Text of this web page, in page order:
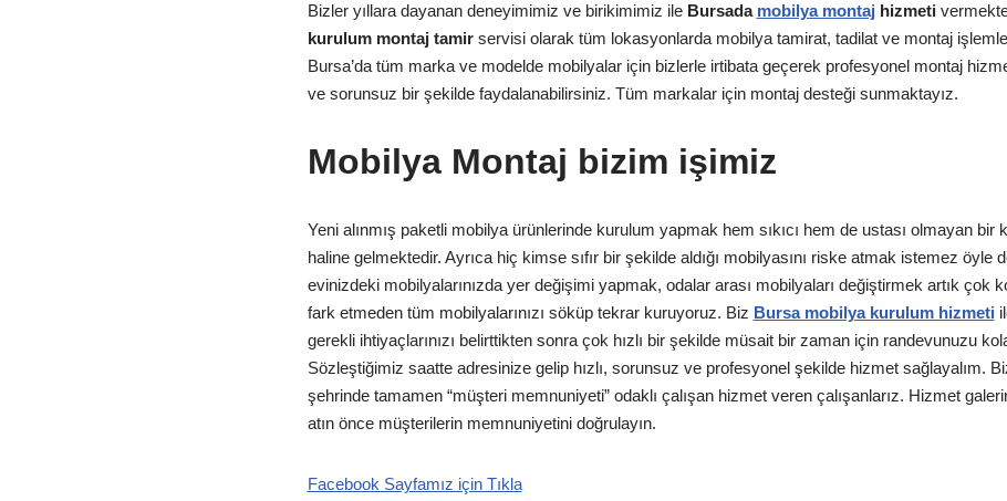
Bizler yıllara dayanan deneyimimiz ve birikimimiz ileBursada mobilya montaj hizmeti
kurulum montaj tamir servisi olarak tüm lokasyonlarda mobilya tamirat, tadilat ve montaj
Bursa’da tüm marka ve modelde mobilyalar için bizlerle irtibata geçerek profesyonel montaj
ve sorunsuz bir şekilde faydalanabilirsiniz. Tüm markalar için montaj desteği sunmaktayız.
Mobilya Montaj bizim işimiz
Yeni alınmış paketli mobilya ürünlerinde kurulum yapmak hem sıkıcı hem de ustası olmayan bir
haline gelmektedir. Ayrıca hiç kimse sıfır bir şekilde aldığı mobilyasını riske atmak istemez öyle
evinizdeki mobilyalarınızda yer değişimi yapmak, odalar arası mobilyaları değiştirmek artık çok
fark etmeden tüm mobilyalarınızı söküp tekrar kuruyoruz. Biz Bursa mobilya kurulum hizmeti
gerekli ihtiyaçlarınızı belirttikten sonra çok hızlı bir şekilde müsait bir zaman için randevunuzu
Sözleştiğimiz saatte adresinize gelip hızlı, sorunsuz ve profesyonel şekilde hizmet sağlayalım.
şehrinde tamamen “müşteri memnuniyeti” odaklı çalışan hizmet veren çalışanlarız. Hizmet
atın önce müşterilerin memnuniyetini doğrulayın.
Facebook Sayfamız için Tıkla